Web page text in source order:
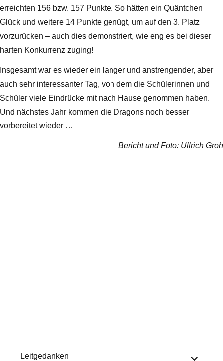
erreichten 156 bzw. 157 Punkte. So hätten ein Quäntchen
Glück und weitere 14 Punkte genügt, um auf den 3. Platz
vorzurücken – auch dies demonstriert, wie eng es bei dieser
harten Konkurrenz zuging!
Insgesamt war es wieder ein langer und anstrengender, aber
auch sehr interessanter Tag, von dem die Schülerinnen und
Schüler viele Eindrücke mit nach Hause genommen haben.
Und nächstes Jahr kommen die Dragons noch besser
vorbereitet wieder …
Bericht und Foto: Ullrich Groh
Leitgedanken